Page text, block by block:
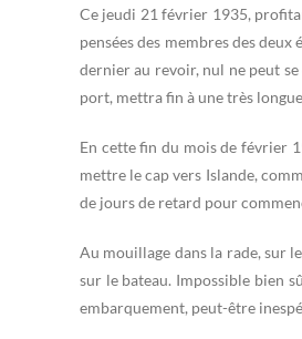
Ce jeudi 21 février 1935,
pensées des membres des
dernier au revoir, nul ne peut
port, mettra fin à une très
En cette fin du mois de février
mettre le cap vers Islande,
de jours de retard pour
Au mouillage dans la rade, sur le
sur le bateau. Impossible bien
embarquement, peut-être